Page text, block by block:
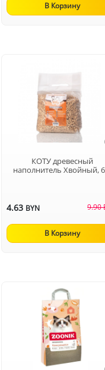
В Корзину
КОТУ древесный
наполнитель Хвойный,
4.63 BYN 9.90
В Корзину